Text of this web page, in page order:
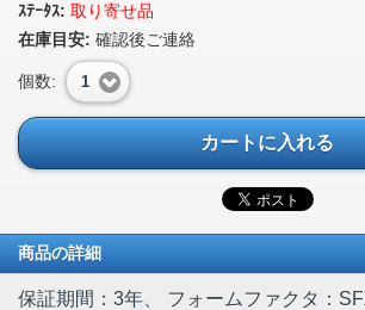
ｽﾃｰﾀｽ: 取り寄せ品
在庫目安: 確認後ご連絡
個数: 1
カートに入れる
商品の詳細
保証期間：3年、 フォームファクタ：